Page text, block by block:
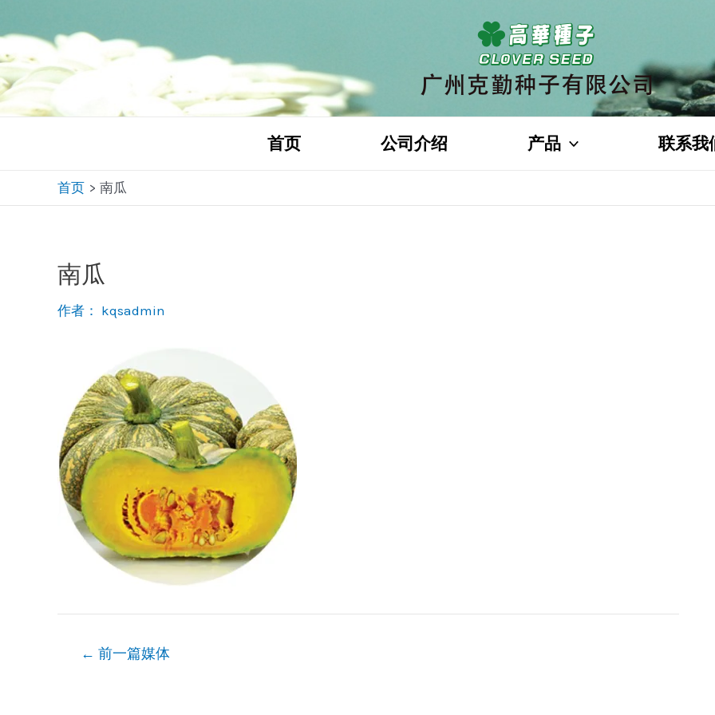
至
内
容
首页 公司介绍 产品 联系我
首页 南瓜
南瓜
作者： kqsadmin
← 前一篇媒体